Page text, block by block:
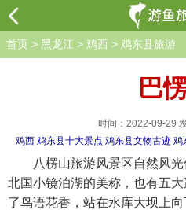
首页 > 黑龙江 > 鸡西 > 鸡东县旅游
巴
时间：2022-09-29
鸡西 鸡东县十大景点 鸡东县文物古迹 鸡
八楞山旅游风景区自然风光
北国小镜泊湖的美称，也有五
了鸟语花香，站在水库大坝上